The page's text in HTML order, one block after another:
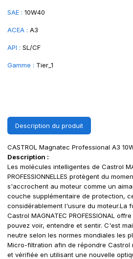
SAE : 10W40
ACEA : A3
API : SL/CF
Gamme : Tier_1
Description du produit
CASTROL Magnatec Professional A3
Description :
Les molécules intelligentes de Castrol
PROFESSIONNELLES protègent du
s'accrochent au moteur comme un
couche supplémentaire de protection,
considérablement l'usure du moteur.La
Castrol MAGNATEC PROFESSIONAL
pouvez voir, entendre et sentir. C'est
neutre selon les normes mondiales les
Micro-filtration afin de répondre Castrol
et vérifiée en utilisant une nouvelle